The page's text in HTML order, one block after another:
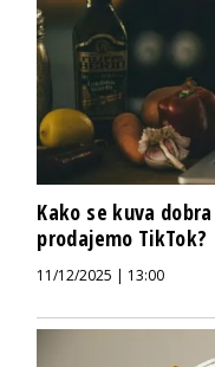
Kako se kuva
prodajemo TikTok?
11/12/2025 | 13:00